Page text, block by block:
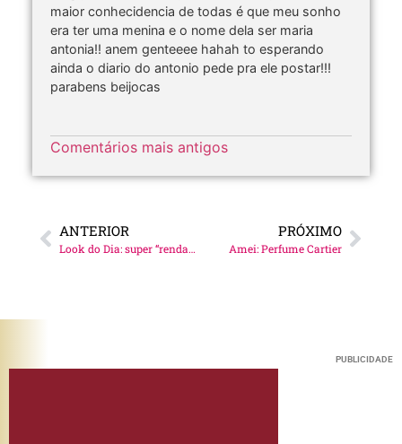
maior conhecidencia de todas é que meu sonho
era ter uma menina e o nome dela ser maria
antonia!! anem genteeee hahah to esperando
ainda o diario do antonio pede pra ele postar!!!
parabens beijocas
Comentários mais antigos
ANTERIOR
Look do Dia: super “rendada”
PRÓXIMO
Amei: Perfume Cartier
PUBLICIDADE